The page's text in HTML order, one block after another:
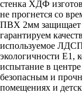
стенка ХДФ
не прогнется со
ПВХ 2мм защищает
гарантируем
используемое ЛДСП
экологичности Е1,
испытание в
безопасным и
помещениях и